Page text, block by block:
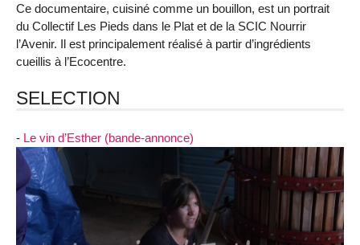
Ce documentaire, cuisiné comme un bouillon, est un portrait
du Collectif Les Pieds dans le Plat et de la SCIC Nourrir
l’Avenir. Il est principalement réalisé à partir d’ingrédients
cueillis à l’Ecocentre.
SELECTION
- Le vin d’Esther (bande-annonce)